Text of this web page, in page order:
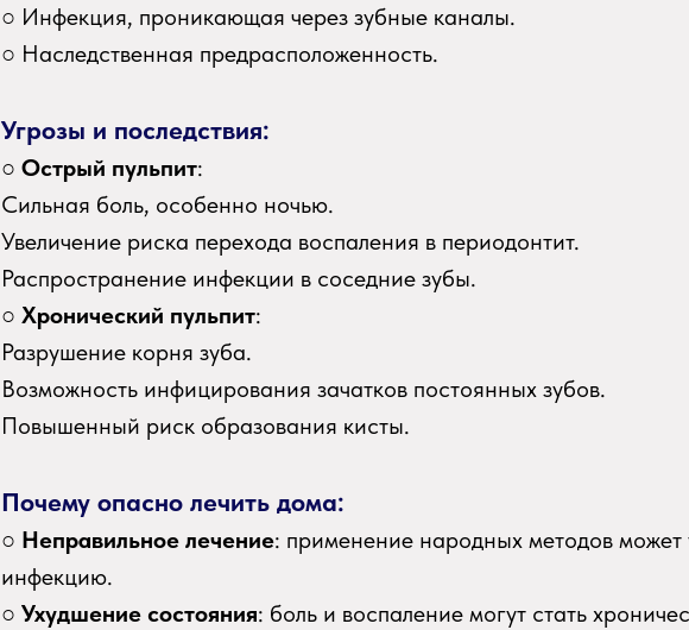
○ Инфекция, проникающая через зубные каналы.
○ Наследственная предрасположенность.
Угрозы и последствия:
○ Острый пульпит:
Сильная боль, особенно ночью.
Увеличение риска перехода воспаления в периодонтит.
Распространение инфекции в соседние зубы.
○ Хронический пульпит:
Разрушение корня зуба.
Возможность инфицирования зачатков постоянных зубов.
Повышенный риск образования кисты.
Почему опасно лечить дома:
○ Неправильное лечение: применение народных методов может
инфекцию.
○ Ухудшение состояния: боль и воспаление могут стать